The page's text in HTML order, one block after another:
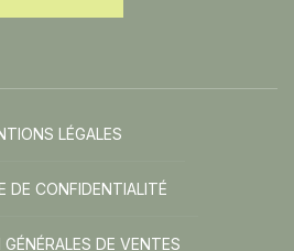
LÉGALES
DE CONFIDENTIALITÉ
DE VENTES